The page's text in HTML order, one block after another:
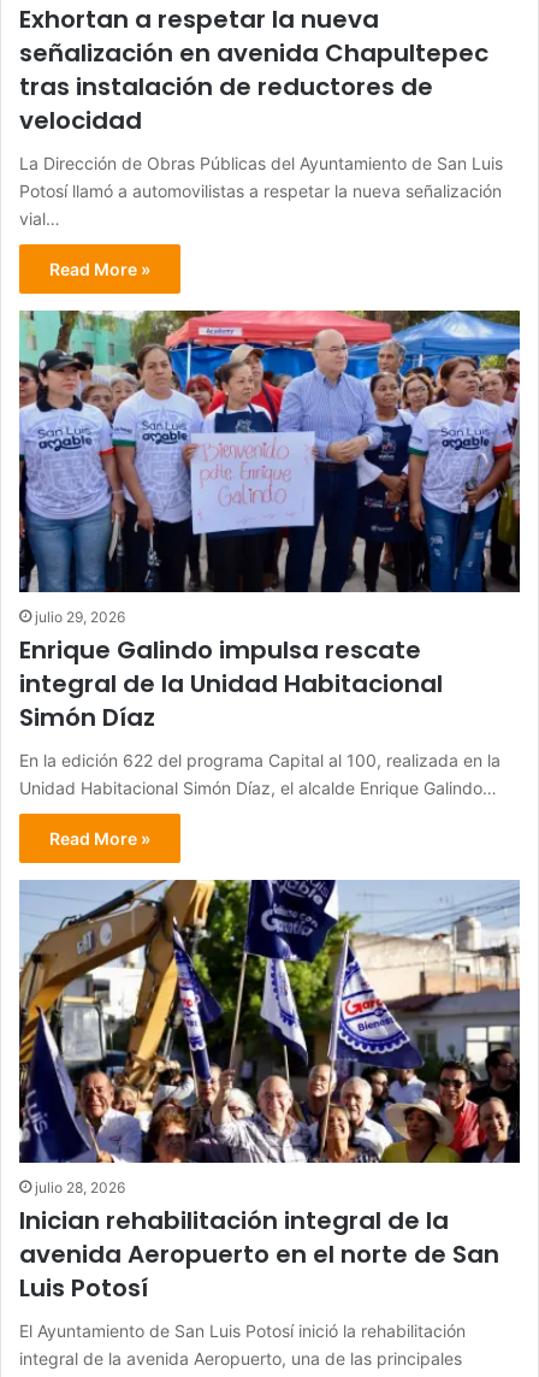
Exhortan a respetar la nueva
señalización en avenida Chapultepec
tras instalación de reductores de
velocidad
La Dirección de Obras Públicas del Ayuntamiento de San Luis
Potosí llamó a automovilistas a respetar la nueva señalización
vial…
Read More »
julio 29, 2026
Enrique Galindo impulsa rescate
integral de la Unidad Habitacional
Simón Díaz
En la edición 622 del programa Capital al 100, realizada en la
Unidad Habitacional Simón Díaz, el alcalde Enrique Galindo…
Read More »
julio 28, 2026
Inician rehabilitación integral de la
avenida Aeropuerto en el norte de San
Luis Potosí
El Ayuntamiento de San Luis Potosí inició la rehabilitación
integral de la avenida Aeropuerto, una de las principales